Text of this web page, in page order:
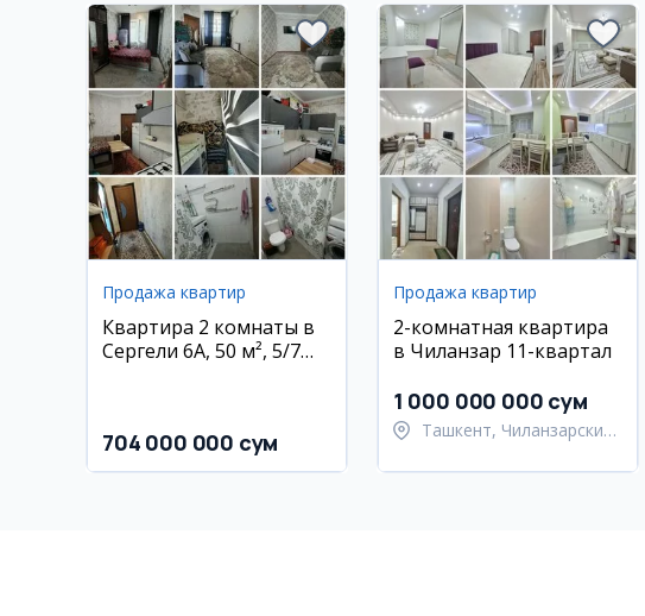
Продажа квартир
Квартира 2 комнаты в
Сергели 6А, 50 м², 5/7
704 000 000 сум
Продажа квартир
2-комнатная квартира
в Чиланзар 11-квартал
1 000 000 000 сум
Ташкент, Чиланзарский